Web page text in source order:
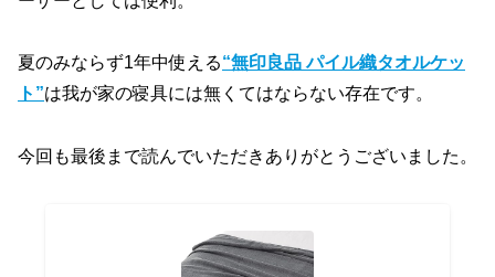
夏のみならず1年中使える“無印良品 パイル織タオルケッ
ト”は我が家の寝具には無くてはならない存在です。
今回も最後まで読んでいただきありがとうございました。